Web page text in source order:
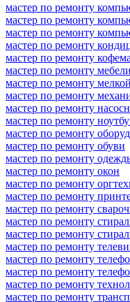
мастер по ремонту
мастер по ремонту
мастер по ремонту
мастер по ремонту
мастер по ремонту
мастер по ремонту мебели
мастер по ремонту
мастер по ремонту
мастер по ремонту
мастер по ремонту
мастер по ремонту
мастер по ремонту обуви
мастер по ремонту
мастер по ремонту окон
мастер по ремонту
мастер по ремонту
мастер по ремонту
мастер по ремонту
мастер по ремонту
мастер по ремонту
мастер по ремонту
мастер по ремонту
мастер по ремонту
мастер по ремонту